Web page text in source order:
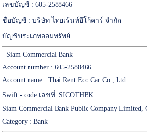
เลขบัญชี : 605-2588466
ชื่อบัญชี : บริษัท ไทยเร้นท์อีโก้คาร์ จำกัด
บัญชีประเภทออมทรัพย์
Siam Commercial Bank
Account number : 605-2588466
Account name : Thai Rent Eco Car Co., Ltd.
Swift - code เลขที่ SICOTHBK
Siam Commercial Bank Public Company Limited,
Category : Bank